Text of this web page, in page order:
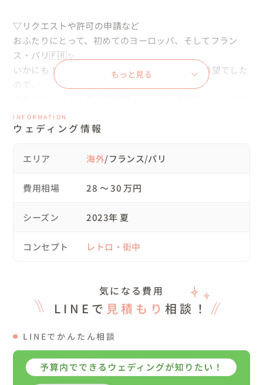
▽リクエストや許可の申請など
おふたりにとって、初めてのヨーロッパ、そしてフラン
ス・パリ🇫🇷✨
いかにも！パリ！！！というロケーションをご希望でした
ので、
沿いや、
おふたりの結婚指輪のブランド・ブシュロン本店での撮影
（残念ながらルーブル美術館は休館日でした。）
ご希望されたロケーション地の許可申請の有無や、ストロ
今回は、申請が必要な場所はございませんでした。
す！！）
13:00　おふたりが宿泊されているホテルに集合
14:00　お支度完了後出発！徒歩でブシュロン本店前、セ
ーヌ川沿いのアレクサンドル3世橋で撮影、タクシーで移
動
16:00　シャンゼリゼ通りのカフェで撮影、休憩、ヘアチ
ェンジ
もっと見る
INFORMATION
ウェディング情報
エリア 海外/フランス/パリ
費用相場 28 〜 30 万円
シーズン 2023年 夏
コンセプト レトロ・街中
気になる費用
LINEで 見積もり 相談！
LINEでかんたん相談